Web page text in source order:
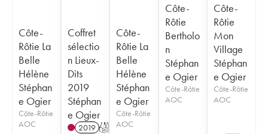
Côte-
Rôtie La
Belle
Hélène
Stéphan
e Ogier
Côte-Rôtie
AOC
Coffret
sélectio
n Lieux-
Dits
2019
Stéphan
e Ogier
2019 T
Côte-
Rôtie La
Belle
Hélène
Stéphan
e Ogier
Côte-Rôtie
AOC
Côte-
Rôtie
Bertholo
n
Stéphan
e Ogier
Côte-Rôtie
AOC
Côte-
Rôtie
Mon
Village
Stéphan
e Ogier
Côte-Rôtie
AOC